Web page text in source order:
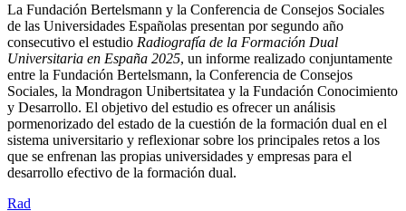
La Fundación Bertelsmann y la Conferencia de Consejos Sociales
de las Universidades Españolas presentan por segundo año
consecutivo el estudio Radiografía de la Formación Dual
Universitaria en España 2025, un informe realizado conjuntamente
entre la Fundación Bertelsmann, la Conferencia de Consejos
Sociales, la Mondragon Unibertsitatea y la Fundación Conocimiento
y Desarrollo. El objetivo del estudio es ofrecer un análisis
pormenorizado del estado de la cuestión de la formación dual en el
sistema universitario y reflexionar sobre los principales retos a los
que se enfrenan las propias universidades y empresas para el
desarrollo efectivo de la formación dual.
Rad